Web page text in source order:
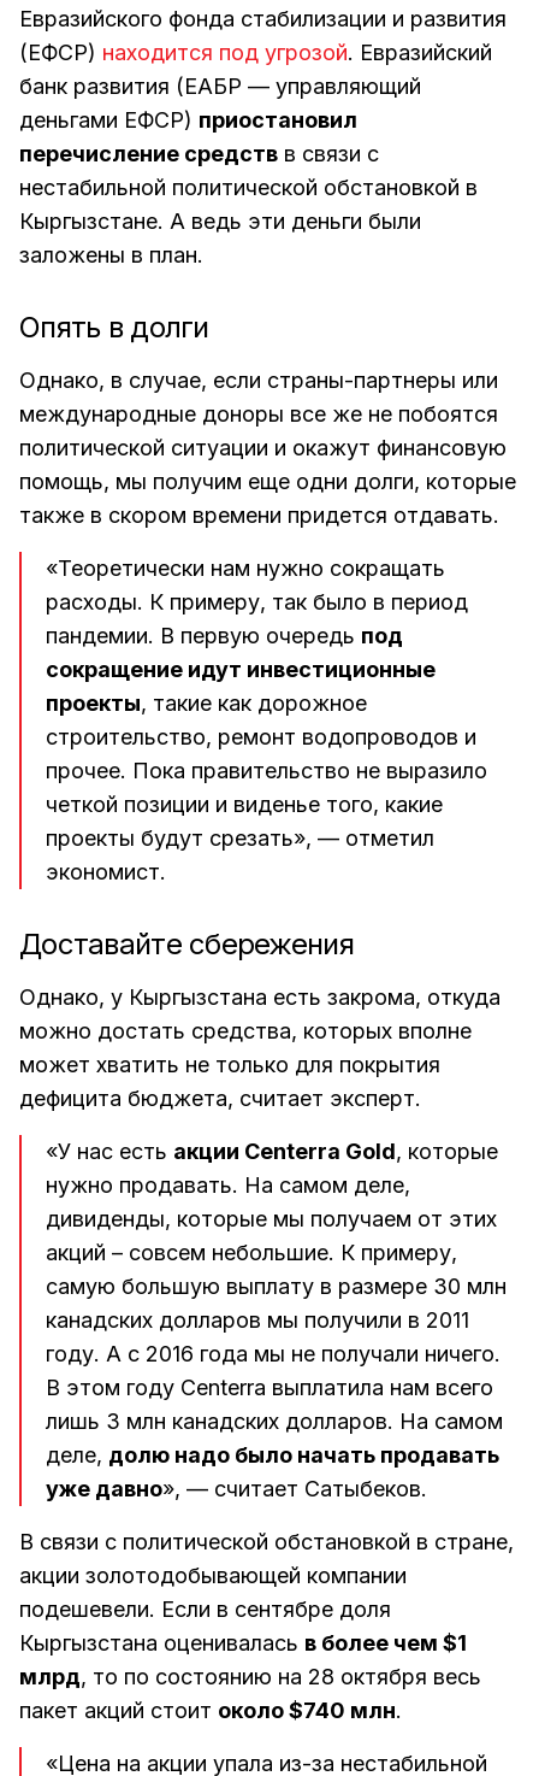
Евразийского фонда стабилизации и развития
(ЕФСР) находится под угрозой. Евразийский
банк развития (ЕАБР — управляющий
деньгами ЕФСР) приостановил
перечисление средств в связи с
нестабильной политической обстановкой в
Кыргызстане. А ведь эти деньги были
заложены в план.
Опять в долги
Однако, в случае, если страны-партнеры или
международные доноры все же не побоятся
политической ситуации и окажут финансовую
помощь, мы получим еще одни долги, которые
также в скором времени придется отдавать.
«Теоретически нам нужно сокращать
расходы. К примеру, так было в период
пандемии. В первую очередь под
сокращение идут инвестиционные
проекты, такие как дорожное
строительство, ремонт водопроводов и
прочее. Пока правительство не выразило
четкой позиции и виденье того, какие
проекты будут срезать», — отметил
экономист.
Доставайте сбережения
Однако, у Кыргызстана есть закрома, откуда
можно достать средства, которых вполне
может хватить не только для покрытия
дефицита бюджета, считает эксперт.
«У нас есть акции Centerra Gold, которые
нужно продавать. На самом деле,
дивиденды, которые мы получаем от этих
акций – совсем небольшие. К примеру,
самую большую выплату в размере 30 млн
канадских долларов мы получили в 2011
году. А с 2016 года мы не получали ничего.
В этом году Centerra выплатила нам всего
лишь 3 млн канадских долларов. На самом
деле, долю надо было начать продавать
уже давно», — считает Сатыбеков.
В связи с политической обстановкой в стране,
акции золотодобывающей компании
подешевели. Если в сентябре доля
Кыргызстана оценивалась в более чем $1
млрд, то по состоянию на 28 октября весь
пакет акций стоит около $740 млн.
«Цена на акции упала из-за нестабильной